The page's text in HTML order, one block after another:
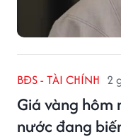
BĐS - TÀI CHÍNH 2
Giá vàng
nước đang